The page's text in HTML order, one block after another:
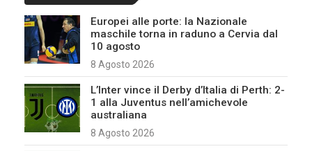
Europei alle porte: la Nazionale
maschile torna in raduno a Cervia dal
10 agosto
8 Agosto 2026
L’Inter vince il Derby d’Italia di Perth: 2-
1 alla Juventus nell’amichevole
australiana
8 Agosto 2026